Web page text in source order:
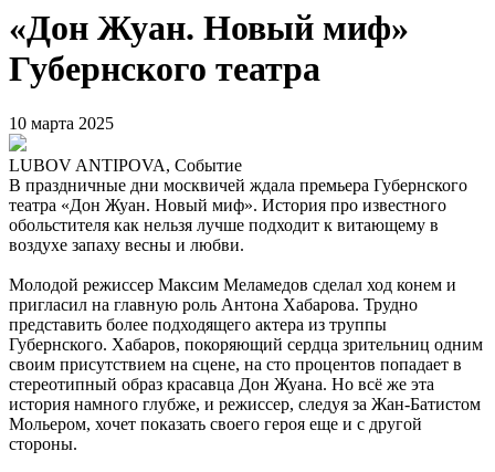
«Дон Жуан. Новый миф»
Губернского театра
10 марта 2025
LUBOV ANTIPOVA, Событие
В праздничные дни москвичей ждала премьера Губернского
театра «Дон Жуан. Новый миф». История про известного
обольстителя как нельзя лучше подходит к витающему в
воздухе запаху весны и любви.
Молодой режиссер Максим Меламедов сделал ход конем и
пригласил на главную роль Антона Хабарова. Трудно
представить более подходящего актера из труппы
Губернского. Хабаров, покоряющий сердца зрительниц одним
своим присутствием на сцене, на сто процентов попадает в
стереотипный образ красавца Дон Жуана. Но всё же эта
история намного глубже, и режиссер, следуя за Жан-Батистом
Мольером, хочет показать своего героя еще и с другой
стороны.